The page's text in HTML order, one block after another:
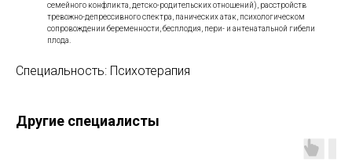
семейного конфликта, детско-родительских отношений), расстройств
тревожно-депрессивного спектра, панических атак, психологическом
сопровождении беременности, бесплодия, пери- и антенатальной гибели
плода.
Специальность: Психотерапия
Другие специалисты